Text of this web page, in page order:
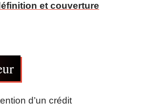
et couverture
d’un crédit